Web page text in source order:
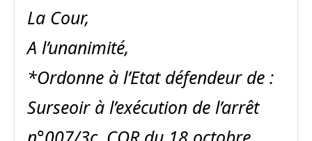
La Cour,
A l’unanimité,
*Ordonne à l’Etat défendeur de :
Surseoir à l’exécution de l’arrêt